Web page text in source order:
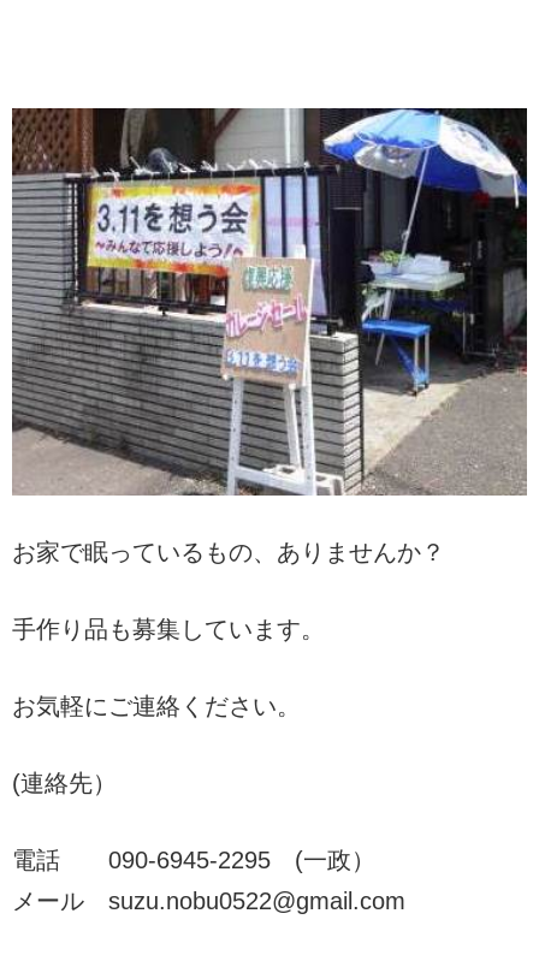
お家で眠っているもの、ありませんか？
手作り品も募集しています。
お気軽にご連絡ください。
(連絡先）
電話 090-6945-2295 (一政）
メール suzu.nobu0522@gmail.com